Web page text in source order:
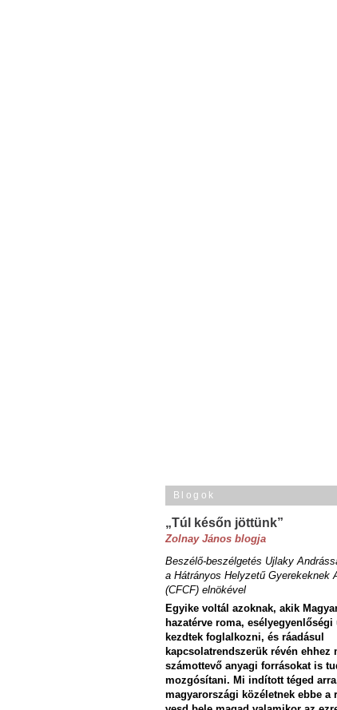
Blogok
„Túl későn jöttünk”
Zolnay János blogja
Beszélő-beszélgetés Ujlaky
a Hátrányos Helyzetű Gyerekeknek
(CFCF) elnökével
Egyike voltál azoknak, akik
hazatérve roma, esélyegyenlőségi
kezdtek foglalkozni, és ráadásul
kapcsolatrendszerük révén ehhez
számottevő anyagi forrásokat is
mozgósítani. Mi indított téged
magyarországi közéletnek ebbe a